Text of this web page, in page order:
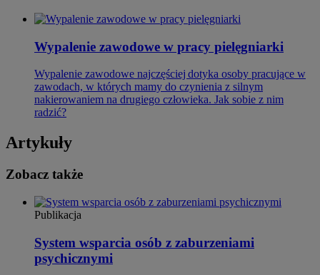
Wypalenie zawodowe w pracy pielęgniarki
Wypalenie zawodowe najczęściej dotyka osoby pracujące w
zawodach, w których mamy do czynienia z silnym
nakierowaniem na drugiego człowieka. Jak sobie z nim
radzić?
Artykuły
Zobacz także
Publikacja
System wsparcia osób z zaburzeniami
psychicznymi